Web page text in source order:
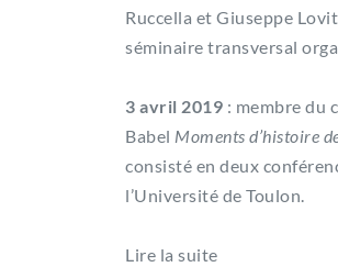
Ruccella et Giuseppe
séminaire transversal
3 avril 2019 : membre du
Babel Moments d’histoire
consisté en deux
l’Université de Toulon.
Lire la suite